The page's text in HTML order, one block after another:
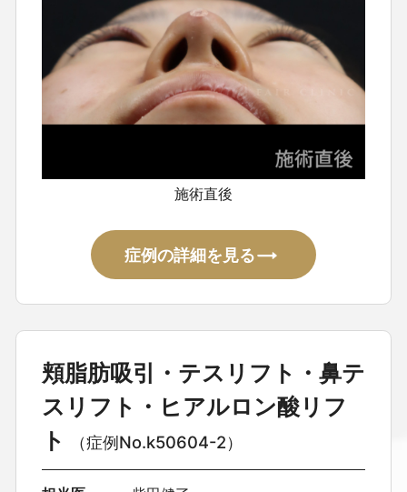
施術直後
症例の詳細を見る
頬脂肪吸引・テスリフト・鼻テ
スリフト・ヒアルロン酸リフ
ト
（症例No.k50604-2）